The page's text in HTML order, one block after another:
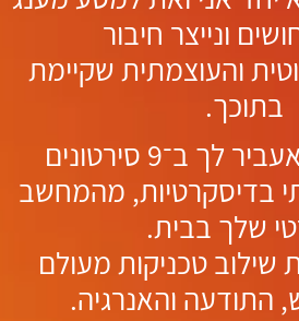
ונייצר חיבור
והעוצמתית שקיימת
בתוכך.
את ההדרכה אעביר לך ב־9 סירטונים
בדיסקרטיות, מהמחשב
שלך בבית.
שילוב טכניקות מעולם
התודעה והאנרגיה.